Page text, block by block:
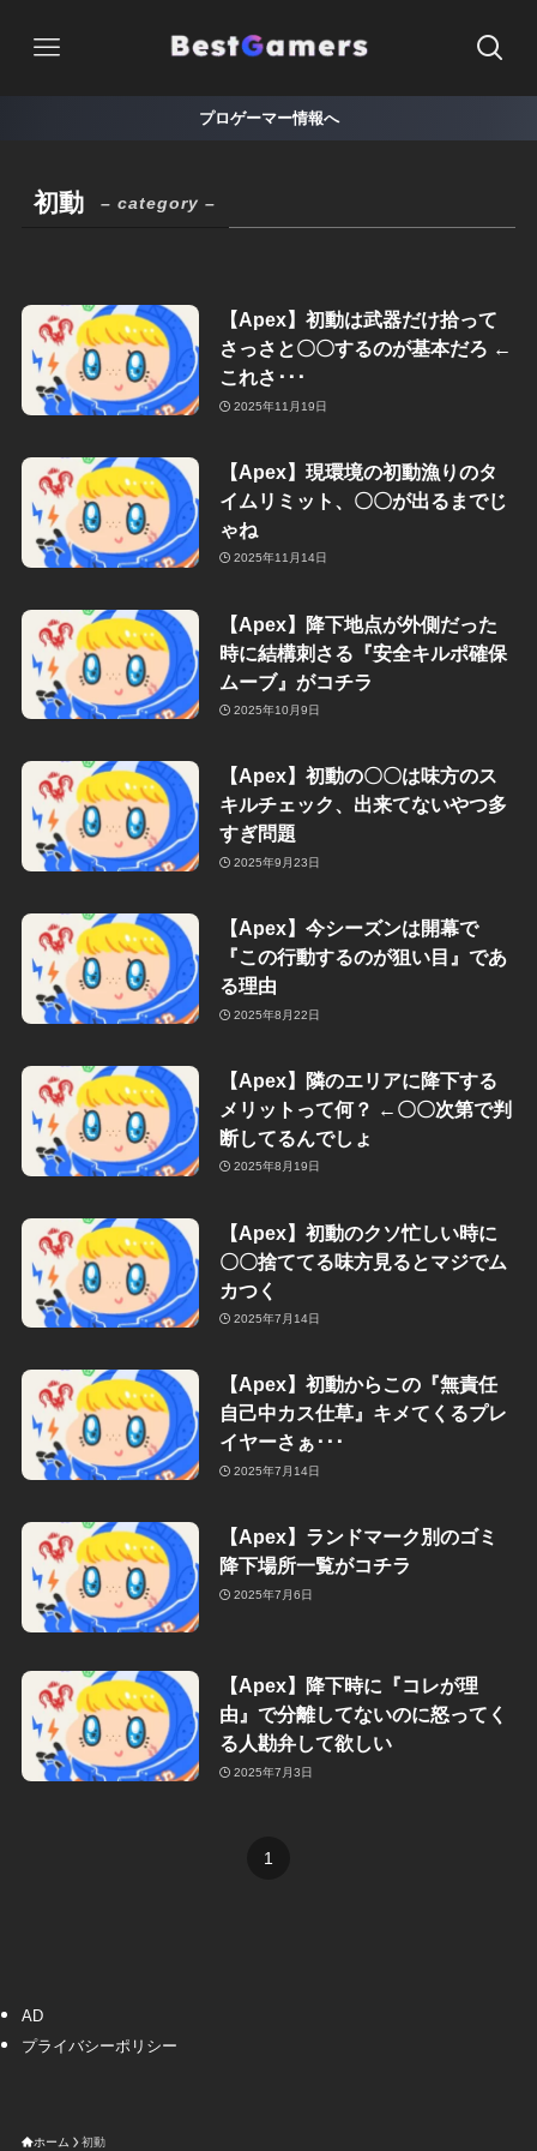
プロゲーマー情報へ
初動 – category –
【Apex】初動は武器だけ拾って
さっさと〇〇するのが基本だろ ←
これさ･･･
2025年11月19日
【Apex】現環境の初動漁りのタ
イムリミット、〇〇が出るまでじ
ゃね
2025年11月14日
【Apex】降下地点が外側だった
時に結構刺さる『安全キルポ確保
ムーブ』がコチラ
2025年10月9日
【Apex】初動の〇〇は味方のス
キルチェック、出来てないやつ多
すぎ問題
2025年9月23日
【Apex】今シーズンは開幕で
『この行動するのが狙い目』であ
る理由
2025年8月22日
【Apex】隣のエリアに降下する
メリットって何？ ←〇〇次第で判
断してるんでしょ
2025年8月19日
【Apex】初動のクソ忙しい時に
〇〇捨ててる味方見るとマジでム
カつく
2025年7月14日
【Apex】初動からこの『無責任
自己中カス仕草』キメてくるプレ
イヤーさぁ･･･
2025年7月14日
【Apex】ランドマーク別のゴミ
降下場所一覧がコチラ
2025年7月6日
【Apex】降下時に『コレが理
由』で分離してないのに怒ってく
る人勘弁して欲しい
2025年7月3日
1
AD
プライバシーポリシー
ホーム 初動